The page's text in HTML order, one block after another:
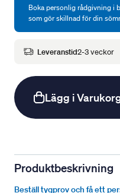
Boka personlig rådgivning i
som gör skillnad för din
Leveranstid2-3 veckor
Lägg i
Produktbeskrivning
Beställ tygprov och få ett